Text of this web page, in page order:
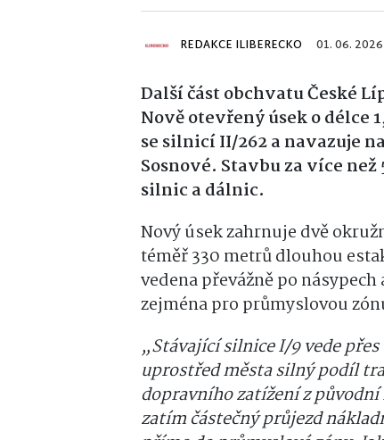
REDAKCE ILIBERECKO 01. 06. 2026
Další část obchvatu České
Nově otevřený úsek o
se silnicí II/262 a navazuje
Sosnové. Stavbu za více
silnic a dálnic.
Nový úsek zahrnuje dvě
téměř 330 metrů dlouhou
vedena převážně po
zejména pro průmyslovou
„Stávající silnice I/9 vede
uprostřed města silný po­díl
dopravního zatížení z
zatím částečný průjezd